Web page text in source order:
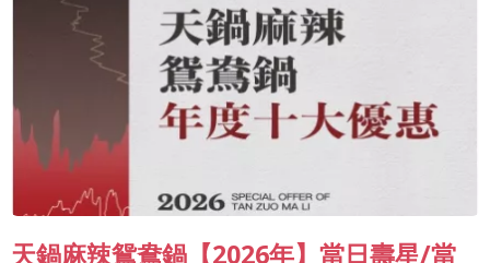
天鍋麻辣鴛鴦鍋【2026年】當日壽星/當